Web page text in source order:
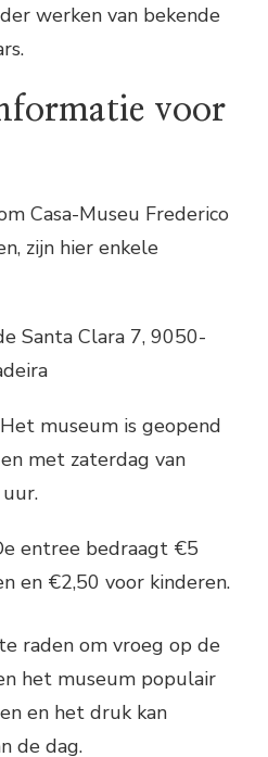
werken van bekende
voor
Casa-Museu Frederico
zijn hier enkele
Santa Clara 7, 9050-
museum is geopend
met zaterdag van
entree bedraagt €5
en €2,50 voor kinderen.
raden om vroeg op de
het museum populair
en het druk kan
de dag.